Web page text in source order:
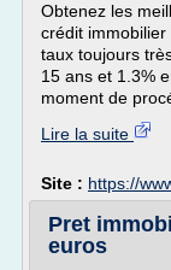
Obtenez les
crédit
taux toujours
15 ans et 1.3%
moment de
Lire la suite
Site : https://
Pret
euros